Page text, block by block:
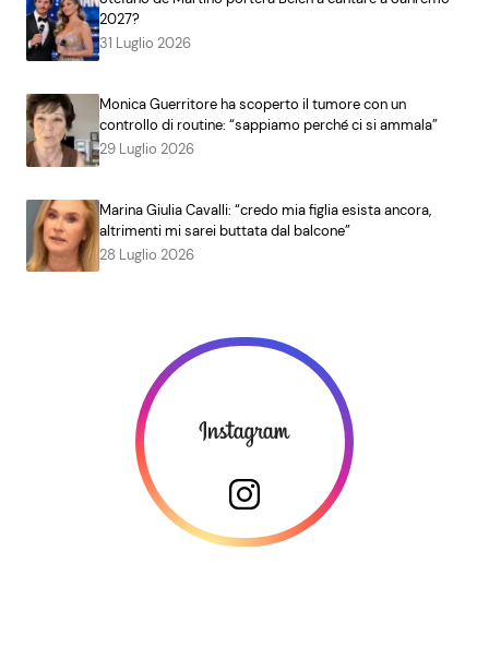
2027?
31 Luglio 2026
Monica Guerritore ha scoperto il tumore con un
controllo di routine: “sappiamo perché ci si ammala”
29 Luglio 2026
Marina Giulia Cavalli: “credo mia figlia esista ancora,
altrimenti mi sarei buttata dal balcone”
28 Luglio 2026